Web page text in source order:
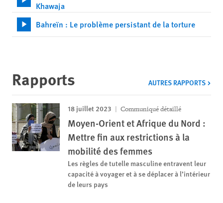
Khawaja
Bahreïn : Le problème persistant de la torture
Rapports AUTRES RAPPORTS
18 juillet 2023 Communiqué détaillé
Moyen-Orient et Afrique du Nord :
Mettre fin aux restrictions à la
mobilité des femmes
Les règles de tutelle masculine entravent leur
capacité à voyager et à se déplacer à l’intérieur
de leurs pays